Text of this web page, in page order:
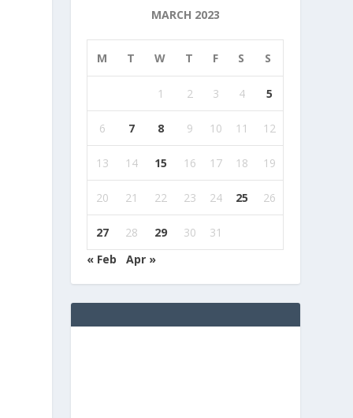
MARCH 2023
M T W T F S S
1 2 3 4 5
6 7 8 9 10 11 12
13 14 15 16 17 18 19
20 21 22 23 24 25 26
27 28 29 30
31
« Feb
Apr »